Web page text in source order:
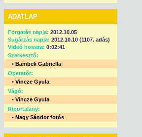
ADATLAP
Forgatás napja: 2012.10.05
Sugárzás napja: 2012.10.10 (1107. adás)
Videó hossza: 0:02:41
Szerkesztő:
• Bambek Gabriella
Operatőr:
• Vincze Gyula
Vágó:
• Vincze Gyula
Riportalany:
• Nagy Sándor fotós